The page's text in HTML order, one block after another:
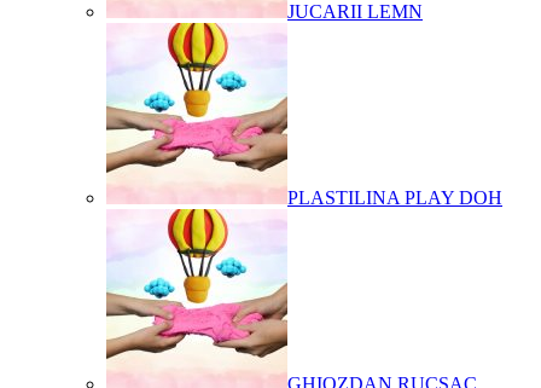
JUCARII LEMN
PLASTILINA PLAY DOH
GHIOZDAN RUCSAC